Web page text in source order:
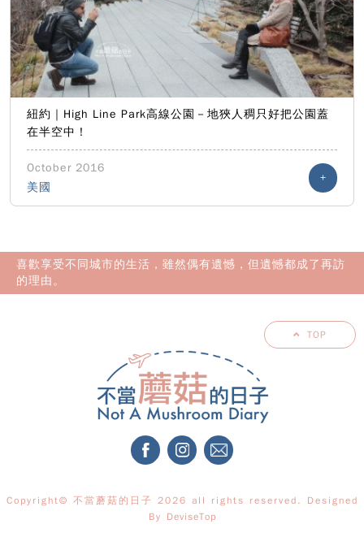
紐約｜High Line Park高線公園－地狹人稠只好把公園蓋
在半空中！
October 2016
美國
+
喜歡享受不同城市的生活，雖然偶有遺憾，但遺憾都成了再訪
的理由。
TOP
Copyright© 不當蘑菇的日子 2026 all rights reserved. Designed
By DeviseTop